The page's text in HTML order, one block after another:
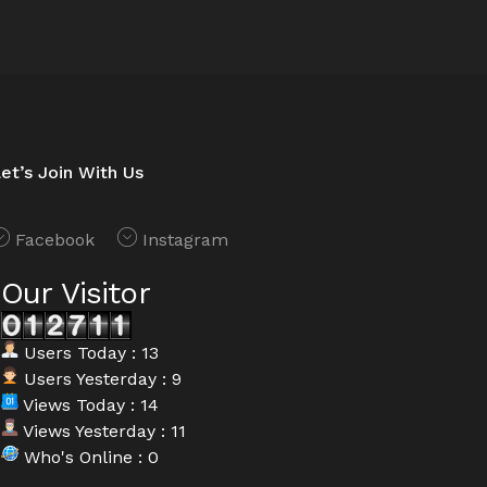
Join With Us
Facebook Instagram
Our Visitor
Users Today : 13
Users Yesterday : 9
Views Today : 14
Views Yesterday : 11
Who's Online : 0